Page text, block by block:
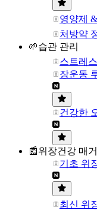
영양제
처방약
🌱습관 관리
스트레
장운동
건강한
📰위장건강 매
기초 위
최신 위